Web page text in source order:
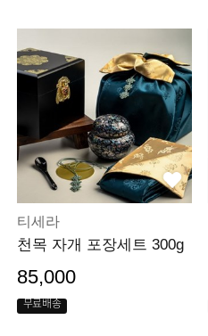
티세라
천목 자개 포장세트 300g
85,000
무료배송